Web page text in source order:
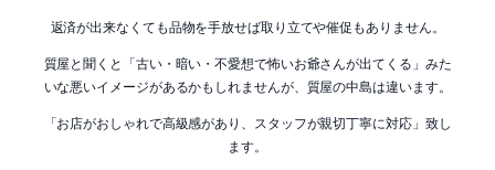
返済が出来なくても品物を手放せば取り立てや催促もありません。
質屋と聞くと「古い・暗い・不愛想で怖いお爺さんが出てくる」みた
いな悪いイメージがあるかもしれませんが、質屋の中島は違います。
「お店がおしゃれで高級感があり、スタッフが親切丁寧に対応」致し
ます。